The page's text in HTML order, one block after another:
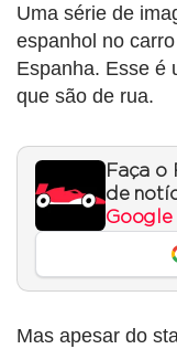
Uma série de
espanhol no
Espanha. Esse é
que são de rua.
Faça o
de
Google
Mas apesar do